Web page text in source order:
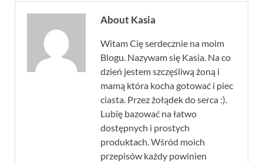
About Kasia
Witam Cię serdecznie na moim
Blogu. Nazywam się Kasia. Na co
dzień jestem szczęśliwą żoną i
mamą która kocha gotować i piec
ciasta. Przez żołądek do serca :).
Lubię bazować na łatwo
dostępnych i prostych
produktach. Wśród moich
przepisów każdy powinien